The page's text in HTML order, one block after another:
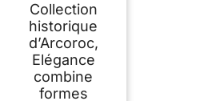
de 6
Collection
historique
d’Arcoroc,
Elégance
combine
formes